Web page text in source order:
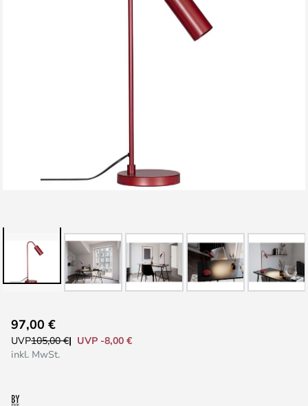
Anfang
der
97,00 €
UVP105,00 €
UVP -8,00 €
inkl. MwSt.